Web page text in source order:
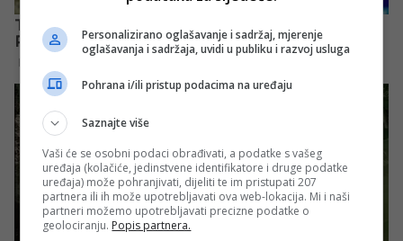
Personalizirano oglašavanje i sadržaj, mjerenje
oglašavanja i sadržaja, uvidi u publiku i razvoj usluga
Pohrana i/ili pristup podacima na uređaju
Saznajte više
Vaši će se osobni podaci obrađivati, a podatke s vašeg
uređaja (kolačiće, jedinstvene identifikatore i druge podatke
uređaja) može pohranjivati, dijeliti te im pristupati 207
partnera ili ih može upotrebljavati ova web-lokacija. Mi i naši
partneri možemo upotrebljavati precizne podatke o
geolociranju. Popis partnera.